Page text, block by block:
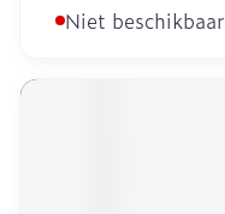
Niet beschikbaar